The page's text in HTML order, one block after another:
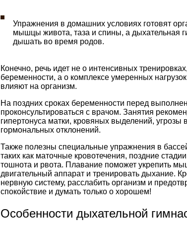
Упражнения в домашних условиях готовят
мышцы живота, таза и спины, а дыхательная
дышать во время родов.
Конечно, речь идет не о интенсивных
беременности, а о комплексе умеренных
влияют на организм.
На поздних сроках беременности перед
проконсультироваться с врачом. Занятия
гипертонуса матки, кровяных выделений,
гормональных отклонений.
Также полезны специальные упражнения в
таких как маточные кровотечения, поздние
тошнота и рвота. Плавание поможет укрепить
двигательный аппарат и тренировать дыхание.
нервную систему, расслабить организм и
спокойствие и думать только о хорошем!
Особенности дыхательной